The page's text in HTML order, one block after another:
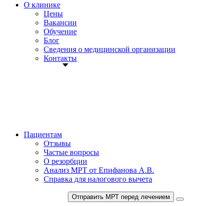
О клинике
Цены
Вакансии
Обучение
Блог
Сведения о медицинской организации
Контакты
Пациентам
Отзывы
Частые вопросы
О резорбции
Анализ МРТ от Епифанова А.В.
Справка для налогового вычета
Отправить МРТ перед лечением